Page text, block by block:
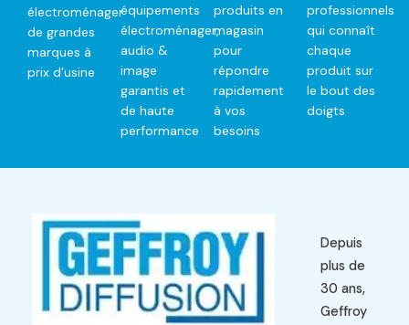
électroménager
de grandes
marques à
prix d’usine
équipements
électroménager,
audio &
image
garantis et
de haute
performance
produits en
magasin
pour
répondre
rapidement
à vos
besoins
professionnels
qui connaît
chaque
produit sur
le bout des
doigts
Depuis
plus de
30 ans,
Geffroy